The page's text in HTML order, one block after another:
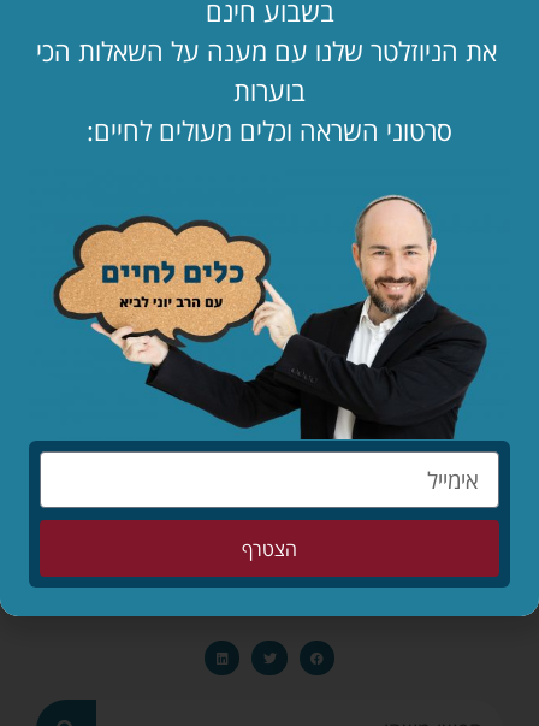
כתבו תגובה
שתפו
בשבוע חינם
את הניוזלטר שלנו עם מענה על השאלות הכי
בוערות
סרטוני השראה וכלים מעולים לחיים:
הצטרף